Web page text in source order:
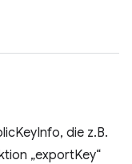
die z.B.
„exportKey“